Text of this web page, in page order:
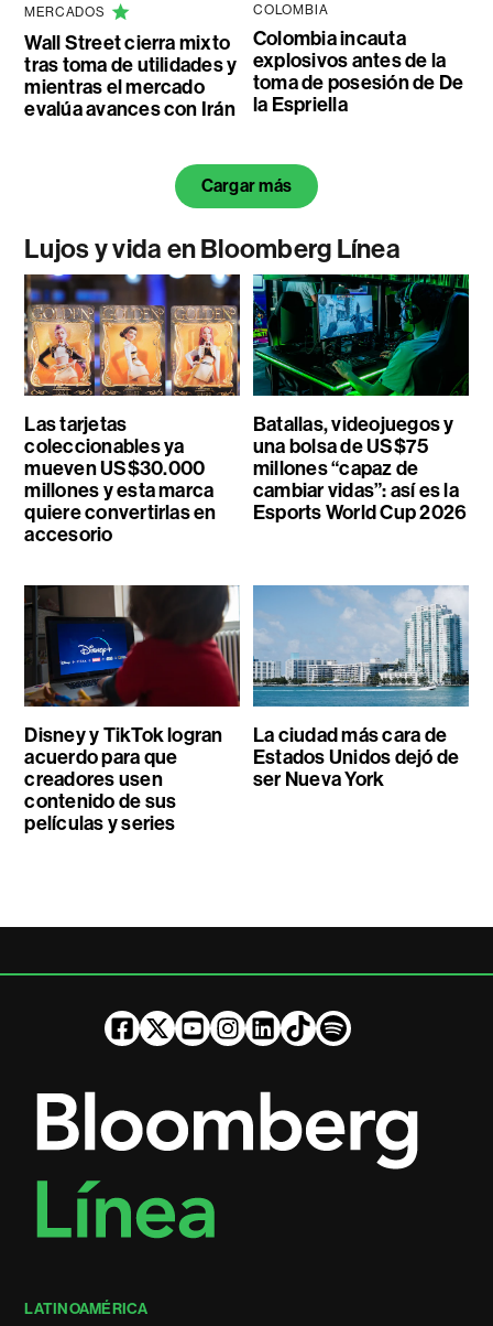
MERCADOS
Wall Street cierra mixto
tras toma de utilidades y
mientras el mercado
evalúa avances con Irán
COLOMBIA
Colombia incauta
explosivos antes de la
toma de posesión de De
la Espriella
Cargar más
Lujos y vida en Bloomberg Línea
Las tarjetas
coleccionables ya
mueven US$30.000
millones y esta marca
quiere convertirlas en
accesorio
Batallas, videojuegos y
una bolsa de US$75
millones “capaz de
cambiar vidas”: así es la
Esports World Cup 2026
Disney y TikTok logran
acuerdo para que
creadores usen
contenido de sus
películas y series
La ciudad más cara de
Estados Unidos dejó de
ser Nueva York
LATINOAMÉRICA